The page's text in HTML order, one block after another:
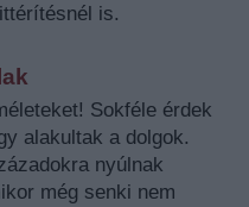
is.
Sokféle érdek
alakultak a dolgok.
nyúlnak
még senki nem